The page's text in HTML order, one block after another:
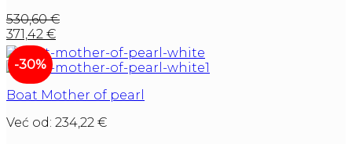
530,60€
371,42 €
-30%
Boat Mother of pearl
Već od: 234,22 €